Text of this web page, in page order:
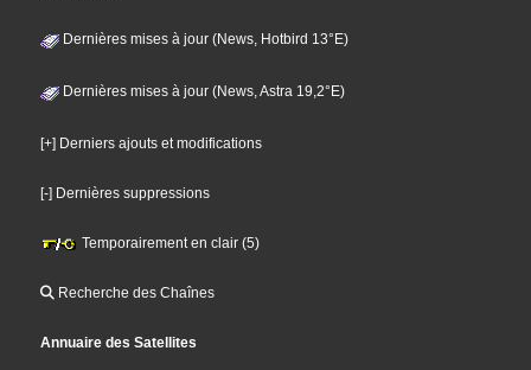
Dernières mises à jour (News, Hotbird 13°E)
Dernières mises à jour (News, Astra 19,2°E)
[+] Derniers ajouts et modifications
[-] Dernières suppressions
Temporairement en clair (5)
Recherche des Chaînes
Annuaire des Satellites